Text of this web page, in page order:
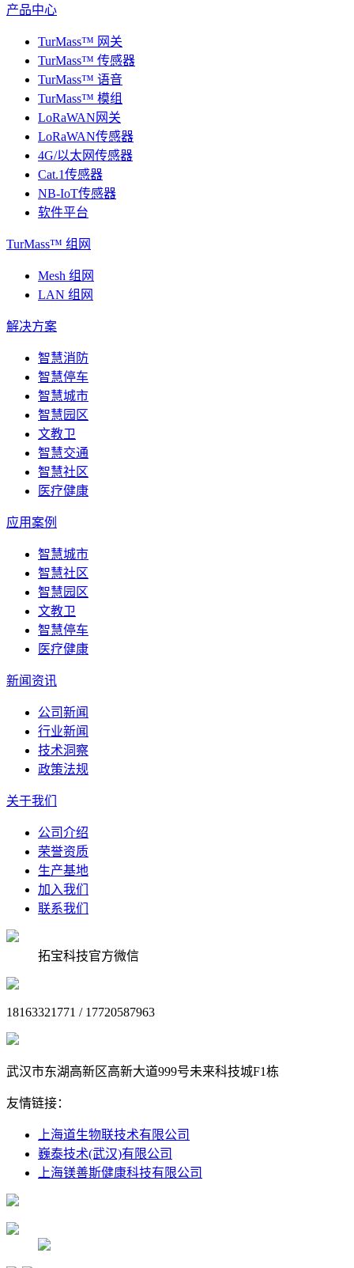
产品中心
TurMass™ 网关
TurMass™ 传感器
TurMass™ 语音
TurMass™ 模组
LoRaWAN网关
LoRaWAN传感器
4G/以太网传感器
Cat.1传感器
NB-IoT传感器
软件平台
TurMass™ 组网
Mesh 组网
LAN 组网
解决方案
智慧消防
智慧停车
智慧城市
智慧园区
文教卫
智慧交通
智慧社区
医疗健康
应用案例
智慧城市
智慧社区
智慧园区
文教卫
智慧停车
医疗健康
新闻资讯
公司新闻
行业新闻
技术洞察
政策法规
关于我们
公司介绍
荣誉资质
生产基地
加入我们
联系我们
拓宝科技官方微信
18163321771 / 17720587963
武汉市东湖高新区高新大道999号未来科技城F1栋
友情链接：
上海道生物联技术有限公司
巍泰技术(武汉)有限公司
上海镁善斯健康科技有限公司